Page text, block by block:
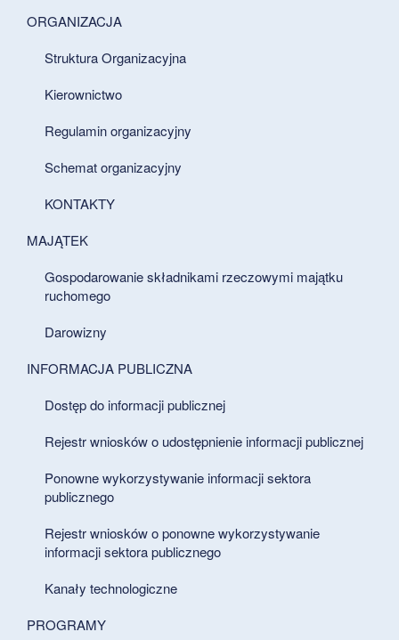
ORGANIZACJA
Struktura Organizacyjna
Kierownictwo
Regulamin organizacyjny
Schemat organizacyjny
KONTAKTY
MAJĄTEK
Gospodarowanie składnikami rzeczowymi majątku
ruchomego
Darowizny
INFORMACJA PUBLICZNA
Dostęp do informacji publicznej
Rejestr wniosków o udostępnienie informacji publicznej
Ponowne wykorzystywanie informacji sektora
publicznego
Rejestr wniosków o ponowne wykorzystywanie
informacji sektora publicznego
Kanały technologiczne
PROGRAMY